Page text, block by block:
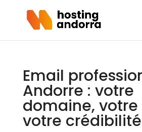
Email
Andorre : votre
domaine,
votre crédibilité